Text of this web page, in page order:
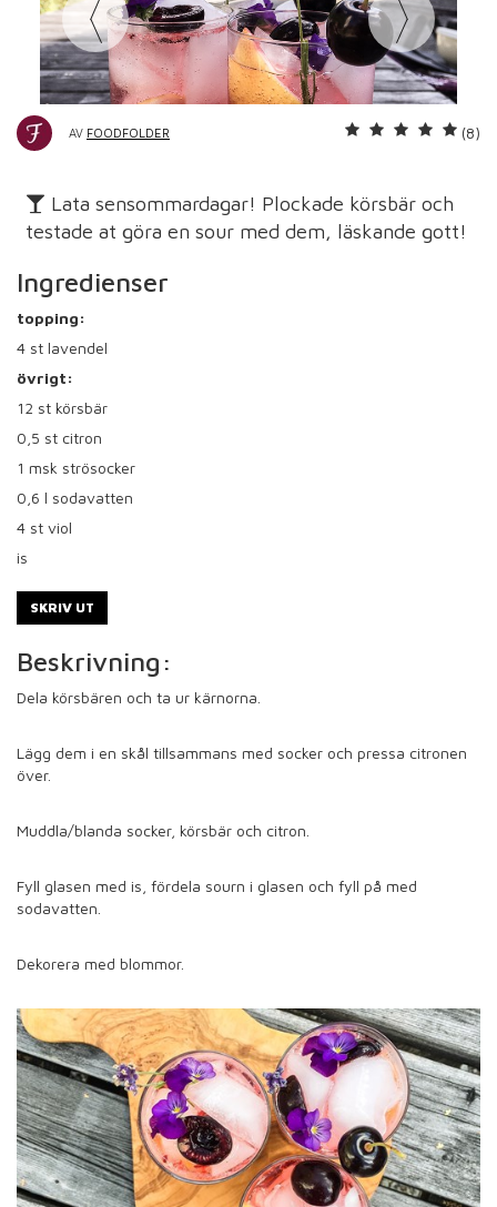
AV FOODFOLDER (8)
Lata sensommardagar! Plockade körsbär och
testade at göra en sour med dem, läskande gott!
Ingredienser
topping:
4 st lavendel
övrigt:
12 st körsbär
0,5 st citron
1 msk strösocker
0,6 l sodavatten
4 st viol
is
SKRIV UT
Beskrivning:
Dela körsbären och ta ur kärnorna.
Lägg dem i en skål tillsammans med socker och pressa citronen
över.
Muddla/blanda socker, körsbär och citron.
Fyll glasen med is, fördela sourn i glasen och fyll på med
sodavatten.
Dekorera med blommor.